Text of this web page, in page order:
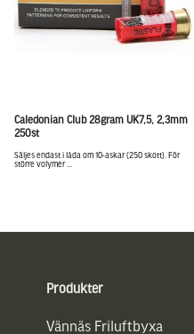
Caledonian Club 28gram UK7,5, 2,3mm
250st
Säljes endast i låda om 10-askar (250 skott). För
större volymer ...
Produkter
Vännäs Friluftbyxa